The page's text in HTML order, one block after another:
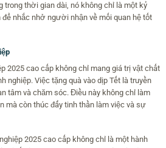
thời gian dài, nó không chỉ là một kỷ
nhắc nhở người nhận về mối quan hệ tốt
2025 cao cấp không chỉ mang giá trị vật chất
nghiệp. Việc tặng quà vào dịp Tết là truyền
tâm và chăm sóc. Điều này không chỉ làm
mà còn thúc đẩy tinh thần làm việc và sự
2025 cao cấp không chỉ là một hành